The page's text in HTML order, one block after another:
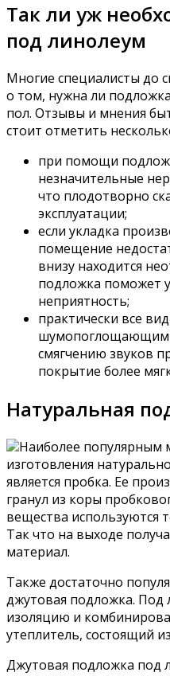
Так ли уж
под линолеум
Многие специалисты до
о том, нужна ли
пол. Отзывы и мнения
стоит отметить
при помощи
незначительные
что плодотворно
эксплуатации;
если укладка
помещение
внизу находится
подложка поможет
неприятность;
практически все
шумопоглощающим
смягчению звуков
покрытие более
Натуральная
Наиболее популярным
изготовления
является пробка. Ее
гранул из коры
вещества используются
Так что на выходе
материал.
Также достаточно
джутовая подложка. Под
изоляцию и
утеплитель, состоящий
Джутовая подложка под